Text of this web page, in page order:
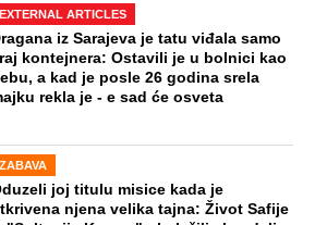
Virus za koji nema ni leka ni vakcine
kosi po Evropi: Najkritičnije u Grčkoj i
Italiji, prvi teški slučajevi i u Srbiji
Naneli mu povrede po genitalijama i
telu, pa ga ugušili krpom: Otkriveni svi
jezivi detalji mučenja ubijenog
Radivoja